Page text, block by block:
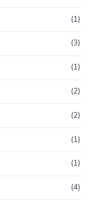
(1)
(3)
(1)
(2)
(2)
(1)
(1)
(4)